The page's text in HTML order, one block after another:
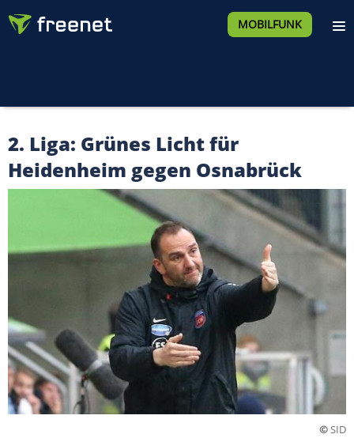
MOBILFUNK
2. Liga: Grünes Licht für
Heidenheim gegen Osnabrück
©SID